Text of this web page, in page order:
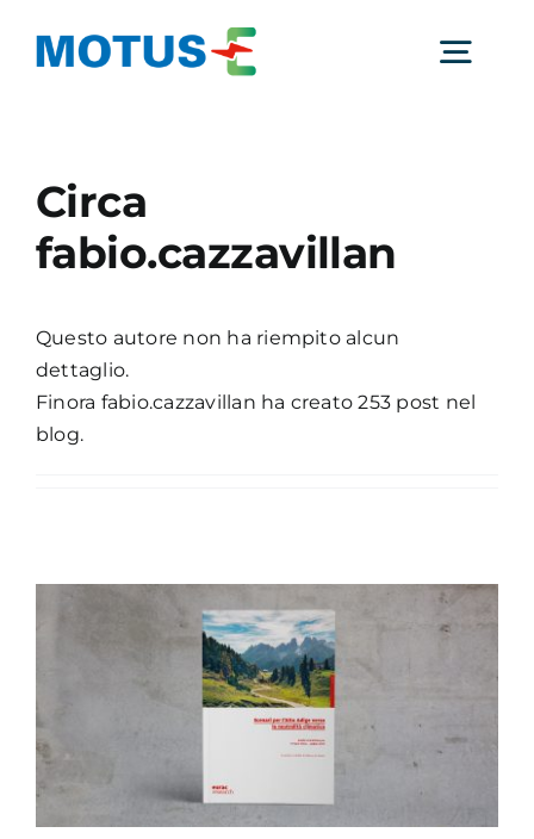
Studi e ricerche
Analisi di mercato
Circa
fabio.cazzavillan
Questo autore non ha riempito alcun
dettaglio.
Finora fabio.cazzavillan ha creato 253 post nel
blog.